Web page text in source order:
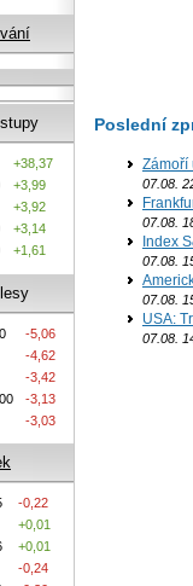
Poslední
Zámoří
07.08.
07.08.
Index
07.08.
07.08.
USA:
07.08.
+38,37
+3,99
+3,92
+3,14
+1,61
-5,06
-4,62
-3,42
-3,13
-3,03
-0,22
+0,01
+0,01
-0,24